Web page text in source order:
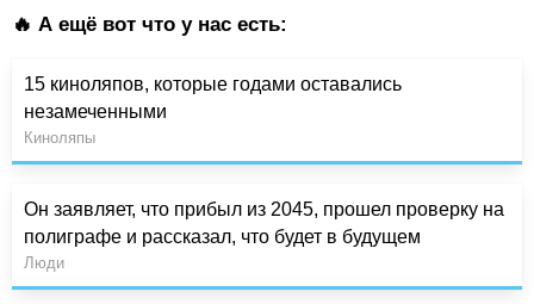
🔥 А ещё вот что у нас есть:
15 киноляпов, которые годами оставались
незамеченными
Киноляпы
Он заявляет, что прибыл из 2045, прошел проверку на
полиграфе и рассказал, что будет в будущем
Люди